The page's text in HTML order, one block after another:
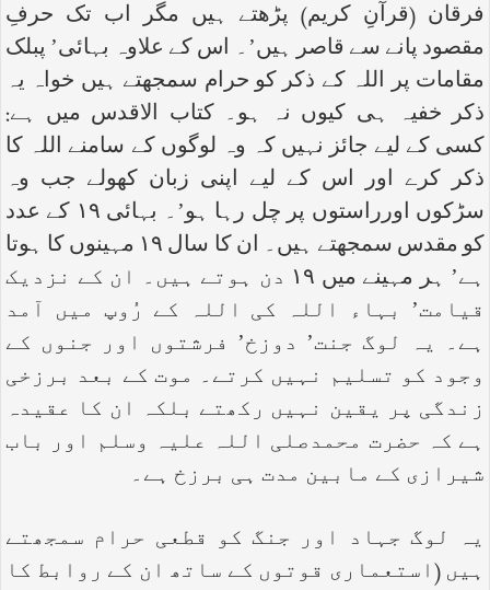
فرقان (قرآنِ کریم) پڑھتے ہیں مگر اب تک حرفِ
مقصود پانے سے قاصر ہیں’۔ اس کے علاوہ بہائی’ پبلک
مقامات پر اللہ کے ذکر کو حرام سمجھتے ہیں خواہ یہ
ذکر خفیہ ہی کیوں نہ ہو۔ کتاب الاقدس میں ہے:
کسی کے لیے جائز نہیں کہ وہ لوگوں کے سامنے اللہ کا
ذکر کرے اور اس کے لیے اپنی زبان کھولے جب وہ
سڑکوں اورراستوں پر چل رہا ہو’۔ بہائی ۱۹ کے عدد
کو مقدس سمجھتے ہیں۔ ان کا سال ۱۹ مہینوں کا ہوتا
ہے’ ہر مہینے میں ۱۹ دن ہوتے ہیں۔ ان کے نزدیک
قیامت’ بہاء اللہ کی اللہ کے رُوپ میں آمد
ہے۔ یہ لوگ جنت’ دوزخ’ فرشتوں اور جنوں کے
وجود کو تسلیم نہیں کرتے۔ موت کے بعد برزخی
زندگی پر یقین نہیں رکھتے بلکہ ان کا عقیدہ
ہے کہ حضرت محمدصلی اللہ علیہ وسلم اور باب
شیرازی کے مابین مدت ہی برزخ ہے۔
یہ لوگ جہاد اور جنگ کو قطعی حرام سمجھتے
ہیں (استعماری قوتوں کے ساتھ ان کے روابط کا